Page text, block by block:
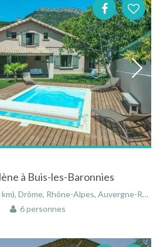
à Buis-les-Baronnies
Rhône-Alpes, Auvergne-Rhône-Alpes, France
6 personnes